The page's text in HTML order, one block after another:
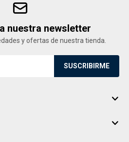
nuestra newsletter
y ofertas de nuestra tienda.
SUSCRIBIRME